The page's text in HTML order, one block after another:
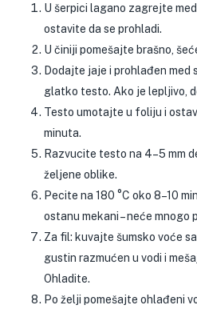
U šerpici lagano zagrejte
ostavite da se prohladi.
U činiji pomešajte brašno,
Dodajte jaje i prohlađen med
glatko testo. Ako je lepljivo,
Testo umotajte u foliju i
minuta.
Razvucite testo na 4–5 mm
željene oblike.
Pecite na 180 °C oko 8–10
ostanu mekani – neće mnogo
Za fil: kuvajte šumsko voće
gustin razmućen u vodi i
Ohladite.
Po želji pomešajte ohlađeni